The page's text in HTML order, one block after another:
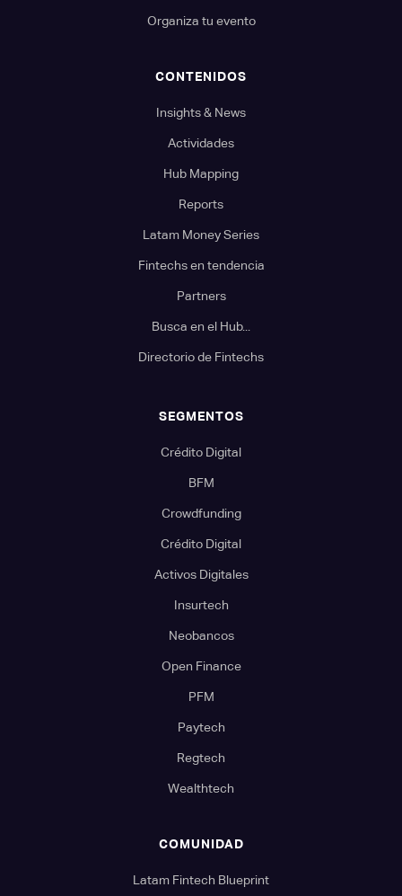
Organiza tu evento
CONTENIDOS
Insights & News
Actividades
Hub Mapping
Reports
Latam Money Series
Fintechs en tendencia
Partners
Busca en el Hub...
Directorio de Fintechs
SEGMENTOS
Crédito Digital
BFM
Crowdfunding
Crédito Digital
Activos Digitales
Insurtech
Neobancos
Open Finance
PFM
Paytech
Regtech
Wealthtech
COMUNIDAD
Latam Fintech Blueprint